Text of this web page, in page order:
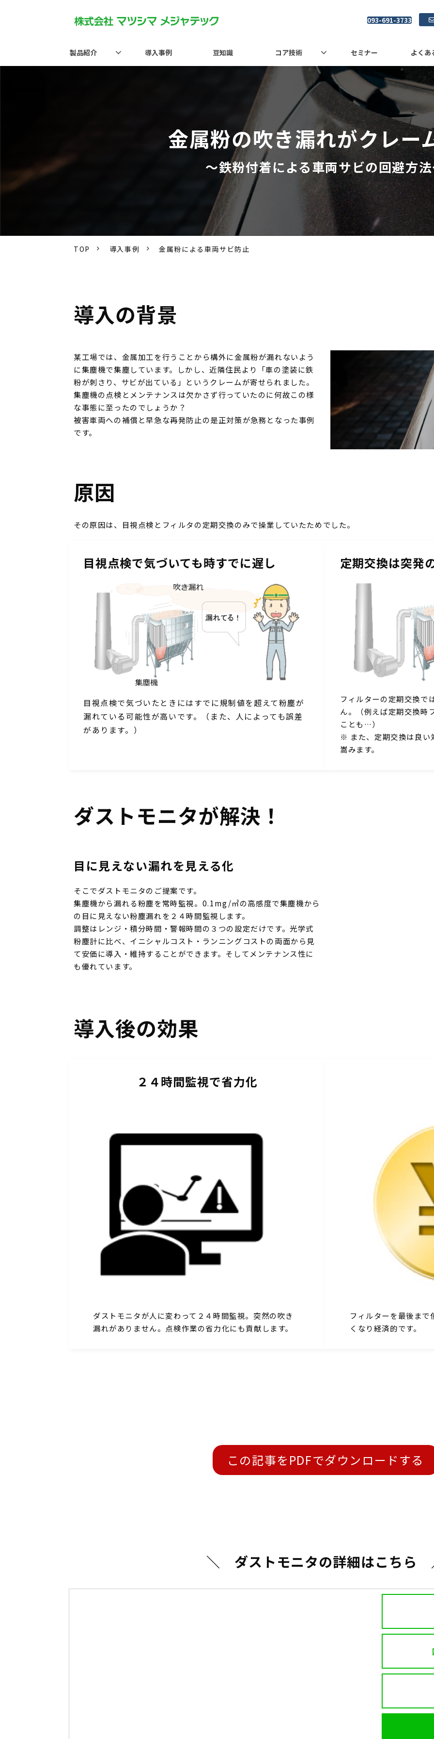
093-691-3733
製品紹介 導入事例 豆知識 コア技術 セミナー よくあ
金属粉の吹き漏れがクレー
～鉄粉付着による車両サビの回避方
TOP 導入事例 金属粉による車両サビ防止
導入の背景
某工場では、金属加工を行うことから構外に金属粉が漏れないよう
に集塵機で集塵しています。しかし、近隣住民より「車の塗装に鉄
粉が刺さり、サビが出ている」というクレームが寄せられました。
集塵機の点検とメンテナンスは欠かさず行っていたのに何故この様
な事態に至ったのでしょうか？
被害車両への補償と早急な再発防止の是正対策が急務となった事例
です。
原因
その原因は、目視点検とフィルタの定期交換のみで操業していたためでした。
目視点検で気づいても時すでに遅し
目視点検で気づいたときにはすでに規制値を超えて粉塵が
漏れている可能性が高いです。（また、人によっても誤差
があります。）
定期交換は突発
フィルターの定期交換で
ん。（例えば定期交換時
ことも…）
※ また、定期交換は良い
嵩みます。
ダストモニタが解決！
目に見えない漏れを見える化
そこでダストモニタのご提案です。
集塵機から漏れる粉塵を常時監視。0.1mg/㎥の高感度で集塵機から
の目に見えない粉塵漏れを２４時間監視します。
調整はレンジ・積分時間・警報時間の３つの設定だけです。光学式
粉塵計に比べ、イニシャルコスト・ランニングコストの両面から見
て安価に導入・維持することができます。そしてメンテナンス性に
も優れています。
導入後の効果
２４時間監視で省力化
ダストモニタが人に変わって２４時間監視。突然の吹き
漏れがありません。点検作業の省力化にも貢献します。
フィルターを最後ま
くなり経済的です。
この記事をPDFでダウンロードする
＼　ダストモニタの詳細はこちら